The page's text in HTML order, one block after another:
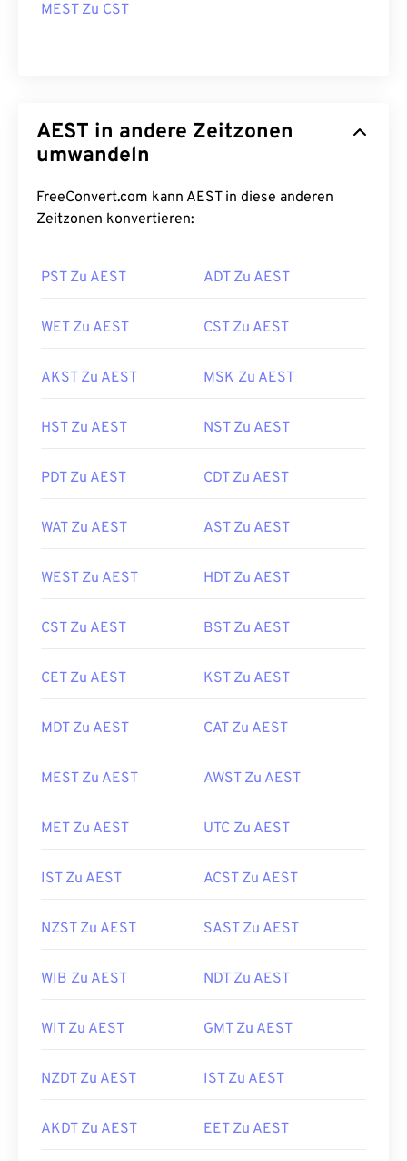
MEST Zu CST
AEST in andere Zeitzonen
umwandeln
FreeConvert.com kann AEST in diese anderen
Zeitzonen konvertieren:
PST Zu AEST ADT Zu AEST
WET Zu AEST CST Zu AEST
AKST Zu AEST MSK Zu AEST
HST Zu AEST NST Zu AEST
PDT Zu AEST CDT Zu AEST
WAT Zu AEST AST Zu AEST
WEST Zu AEST HDT Zu AEST
CST Zu AEST BST Zu AEST
CET Zu AEST KST Zu AEST
MDT Zu AEST CAT Zu AEST
MEST Zu AEST AWST Zu AEST
MET Zu AEST UTC Zu AEST
IST Zu AEST ACST Zu AEST
NZST Zu AEST SAST Zu AEST
WIB Zu AEST NDT Zu AEST
WIT Zu AEST GMT Zu AEST
NZDT Zu AEST IST Zu AEST
AKDT Zu AEST EET Zu AEST